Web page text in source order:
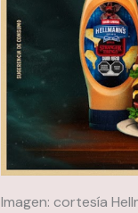
Imagen: cortesía